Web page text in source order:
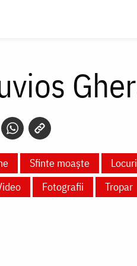
Sfinte moaște
Fotografii Tropar